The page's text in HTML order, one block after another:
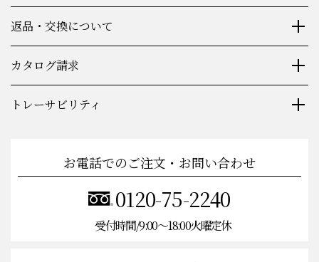
返品・交換について
カタログ請求
トレーサビリティ
お電話でのご注文・お問い合わせ
0120-75-2240
受付時間/9:00〜18:00火曜定休